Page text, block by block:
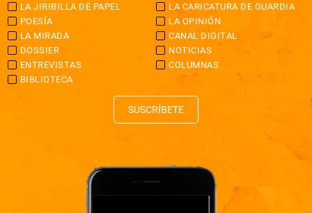
LA JIRIBILLA DE PAPEL
LA CARICATURA DE GUARDIA
POESÍA
LA OPINIÓN
LA MIRADA
CANAL DIGITAL
DOSSIER
NOTICIAS
ENTREVISTAS
COLUMNAS
BIBLIOTECA
SUSCRÍBETE